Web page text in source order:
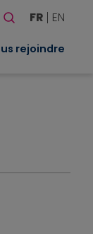
Rechercher
FR EN
rejoindre